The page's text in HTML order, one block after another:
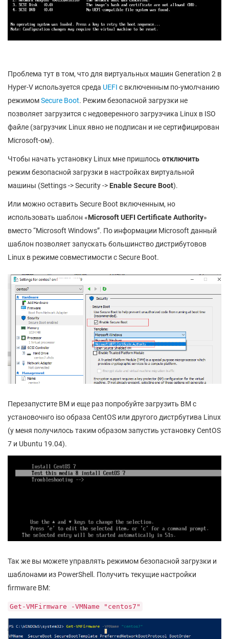
Проблема тут в том, что для виртуальных машин Generation 2 в
Hyper-V используется среда UEFI с включенным по-умолчанию
режимомSecure Boot. Режим безопасной загрузки не
позволяет загрузится с недоверенного загрузчика Linux в ISO
файле (загрузчик Linux явно не подписан и не сертифицирован
Microsoft-ом).
Чтобы начать установку Linux мне пришлось отключить
режим безопасной загрузки в настройках виртуальной
машины (Settings -> Security -> Enable Secure Boot).
Или можно оставить Secure Boot включенным, но
использовать шаблон «Microsoft UEFI Certificate Authority»
вместо “Microsoft Windows”. По информации Microsoft данный
шаблон позволяет запускать большинство дистрибутовов
Linux в режиме совместимости с Secure Boot.
Перезапустите ВМ и еще раз попробуйте загрузить ВМ с
установочнго iso образа CentOS или другого дистрбутива Linux
(у меня получилось таким образом запустиь установку CentOS
7 и Ubuntu 19.04).
Так же вы можете управлять режимом безопасной загрузки и
шаблонами из PowerShell. Получить текущие настройки
firmware ВМ:
Get-VMFirmware -VMName "centos7"